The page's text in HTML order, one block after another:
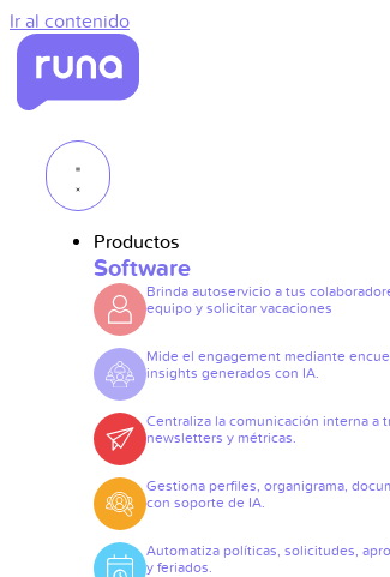
Ir al contenido
Productos
Software
Brinda autoservicio a tus
equipo y solicitar vacaciones
Mide el engagement mediante
insights generados con IA.
Centraliza la comunicación interna a
newsletters y métricas.
Gestiona perfiles, organigrama,
con soporte de IA.
Automatiza políticas, solicitudes,
y feriados.